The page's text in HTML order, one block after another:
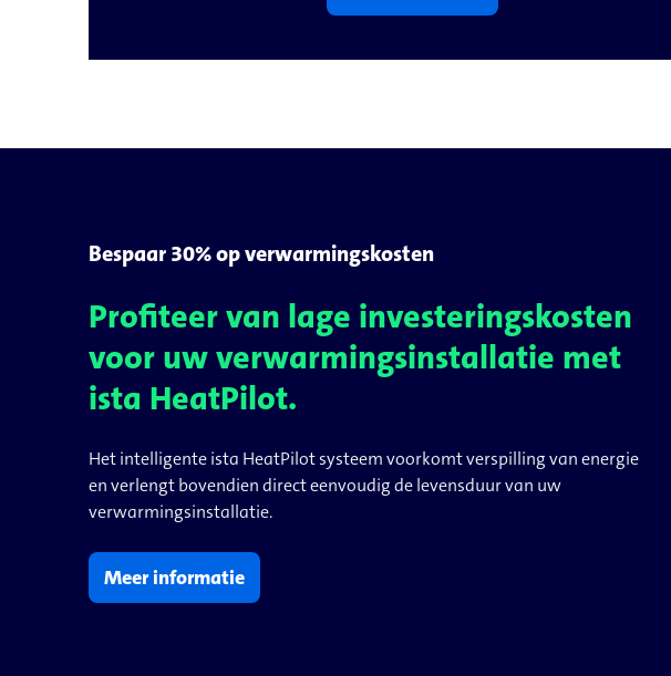
Bespaar 30% op verwarmingskosten
Profiteer van lage investeringskosten
voor uw verwarmingsinstallatie met
ista HeatPilot.
Het intelligente ista HeatPilot systeem voorkomt verspilling van energie
en verlengt bovendien direct eenvoudig de levensduur van uw
verwarmingsinstallatie.
Meer informatie